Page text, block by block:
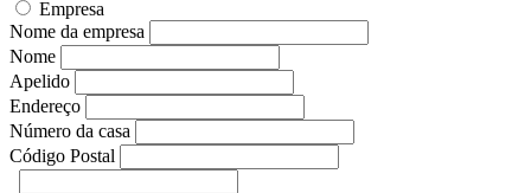
Empresa
Nome da empresa
Nome
Apelido
Endereço
Número da casa
Código Postal